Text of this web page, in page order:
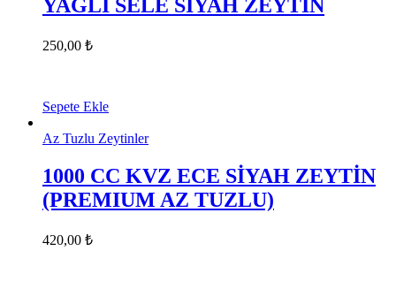
YAĞLI SELE SİYAH ZEYTİN
250,00 ₺
Sepete Ekle
Az Tuzlu Zeytinler
1000 CC KVZ ECE SİYAH ZEYTİN
(PREMIUM AZ TUZLU)
420,00 ₺